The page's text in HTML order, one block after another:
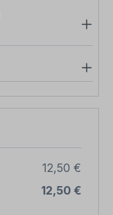
12,50 €
12,50 €